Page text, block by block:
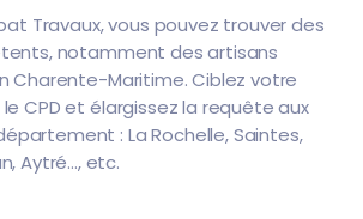
Travaux, vous pouvez trouver des
notamment des artisans
Charente-Maritime. Ciblez votre
CPD et élargissez la requête aux
: La Rochelle, Saintes,
Aytré..., etc.